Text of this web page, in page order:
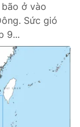
ở vào
Sức gió
9...